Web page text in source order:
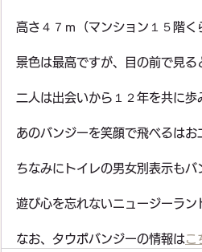
高さ４７ｍ（マンション１５階く
景色は最高ですが、目の前で見る
二人は出会いから１２年を共に歩
あのバンジーを笑顔で飛べるはお
ちなみにトイレの男女別表示もバ
遊び心を忘れないニュージーラン
なお、タウポバンジーの情報は こ